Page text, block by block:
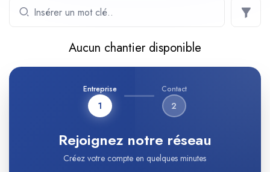
Aucun chantier disponible
Entreprise
1
Contact
2
Rejoignez notre réseau
Créez votre compte en quelques minutes